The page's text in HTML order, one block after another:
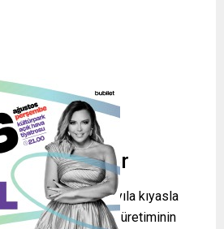
baklagiller
2026 yılında geçen yıla kıyasla
tahılların toplam üretiminin